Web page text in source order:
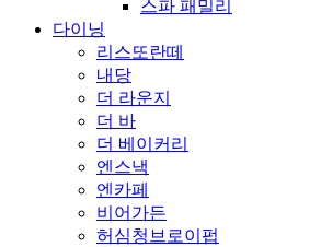
스파 패밀리
다이닝
리스또란떼
내당
더 라운지
더 바
더 베이커리
엔스낵
엔카페
비어가든
허심청브로이펍